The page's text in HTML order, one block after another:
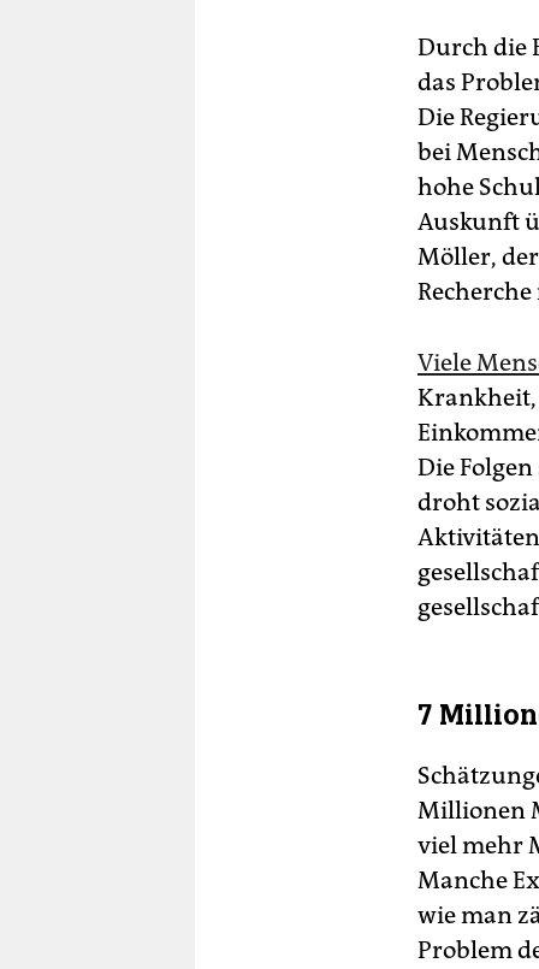
Durch die
das
Die
bei
hohe
Auskunft
Möller,
Recherche
Viele
Krankheit,
Die
droht
7
Millionen
viel mehr
Manche
wie man
Problem